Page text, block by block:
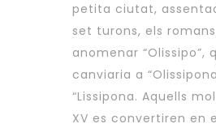
petita ciutat,
set turons, els
anomenar “Olissipo”,
canviaria a
“Lissipona. Aquells
XV es convertiren en